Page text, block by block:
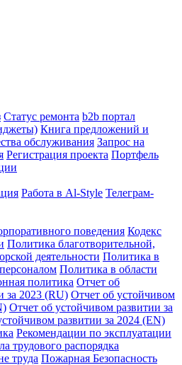
Статус ремонта b2b портал
Книга предложений и
обслуживания Запрос на
Регистрация проекта Портфель
Работа в Al-Style Телеграм-
поведения Кодекс
Политика благотворительной,
деятельности Политика в
Политика в области
политика Отчет об
за 2023 (RU) Отчет об устойчивом
Отчет об устойчивом развитии за
развитии за 2024 (EN)
Рекомендации по эксплуатации
трудового распорядка
труда Пожарная Безопасность